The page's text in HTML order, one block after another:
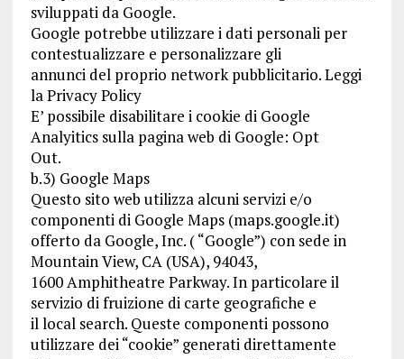
sviluppati da Google.
Google potrebbe utilizzare i dati personali per
contestualizzare e personalizzare gli
annunci del proprio network pubblicitario. Leggi
la Privacy Policy
E’ possibile disabilitare i cookie di Google
Analyitics sulla pagina web di Google: Opt
Out.
b.3) Google Maps
Questo sito web utilizza alcuni servizi e/o
componenti di Google Maps (maps.google.it)
offerto da Google, Inc. ( “Google”) con sede in
Mountain View, CA (USA), 94043,
1600 Amphitheatre Parkway. In particolare il
servizio di fruizione di carte geografiche e
il local search. Queste componenti possono
utilizzare dei “cookie” generati direttamente